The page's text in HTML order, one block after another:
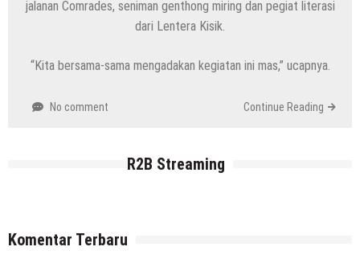
jalanan Comrades, seniman genthong miring dan pegiat literasi
dari Lentera Kisik.
“Kita bersama-sama mengadakan kegiatan ini mas,” ucapnya.
No comment Continue Reading
R2B Streaming
Komentar Terbaru